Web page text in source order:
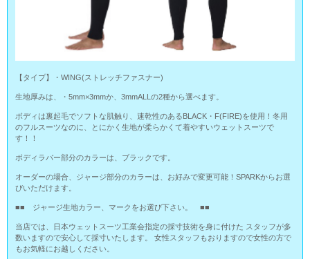
【タイプ】・WING(ストレッチファスナー)
生地厚みは、・5mm×3mmか、3mmALLの2種から選べます。
ボディは裏起毛でソフトな肌触り、速乾性のあるBLACK・F(FIRE)を使用！冬用
のフルスーツなのに、とにかく生地が柔らかくて着やすいウェットスーツで
す！！
ボディラバー部分のカラーは、ブラックです。
オーダーの場合、ジャージ部分のカラーは、お好みで変更可能！SPARKからお選
びいただけます。
■■ ジャージ生地カラー、マークをお選び下さい。 ■■
当店では、日本ウェットスーツ工業会指定の採寸技術を身に付けた スタッフが多
数いますので安心して採寸いたします。 女性スタッフもおりますので女性の方で
もお気軽にお越しください。